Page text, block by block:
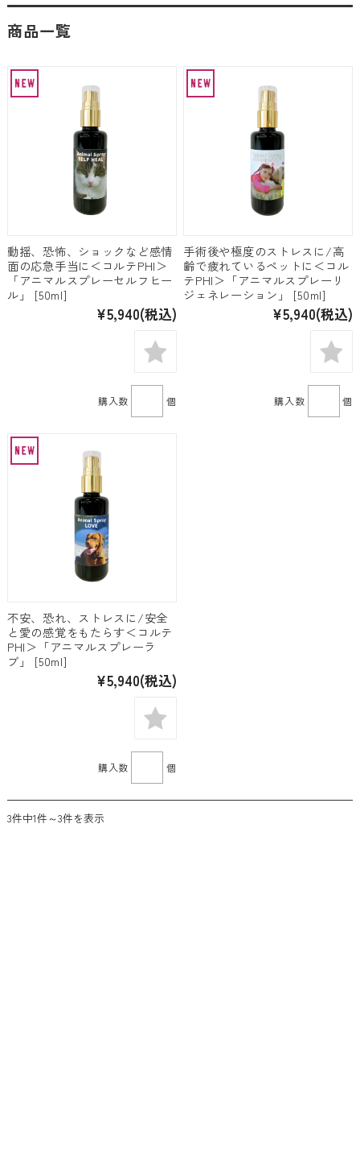
商品一覧
動揺、恐怖、ショックなど感情
面の応急手当に＜コルテPHI＞
「アニマルスプレーセルフヒー
ル」 [50ml]
¥5,940(税込)
購入数 個
手術後や極度のストレスに/高
齢で疲れているペットに＜コル
テPHI＞「アニマルスプレーリ
ジェネレーション」 [50ml]
¥5,940(税込)
購入数 個
不安、恐れ、ストレスに/安全
と愛の感覚をもたらす＜コルテ
PHI＞「アニマルスプレーラ
ブ」 [50ml]
¥5,940(税込)
購入数 個
3件中1件～3件を表示